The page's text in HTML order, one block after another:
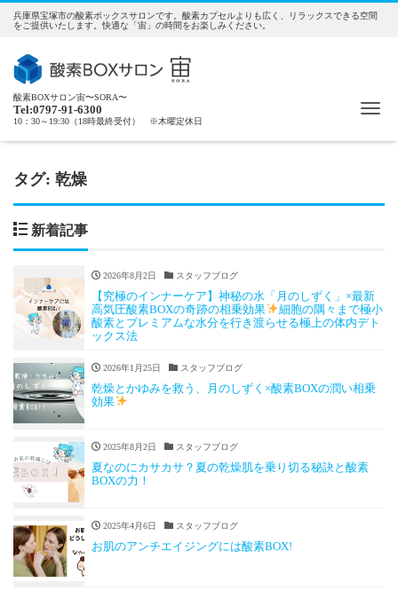
兵庫県宝塚市の酸素ボックスサロンです。酸素カプセルよりも広く、リラックスできる空間
をご提供いたします。快適な「宙」の時間をお楽しみください。
酸素BOXサロン宙〜SORA〜
Tel:0797-91-6300
10：30～19:30（18時最終受付） ※木曜定休日
タグ: 乾燥
新着記事
2026年8月2日 スタッフブログ
【究極のインナーケア】神秘の水「月のしずく」×最新
高気圧酸素BOXの奇跡の相乗効果
細胞の隅々まで極小
酸素とプレミアムな水分を行き渡らせる極上の体内デト
ックス法
2026年1月25日 スタッフブログ
乾燥とかゆみを救う、月のしずく×酸素BOXの潤い相乗
効果
2025年8月2日 スタッフブログ
夏なのにカサカサ？夏の乾燥肌を乗り切る秘訣と酸素
BOXの力！
2025年4月6日 スタッフブログ
お肌のアンチエイジングには酸素BOX!